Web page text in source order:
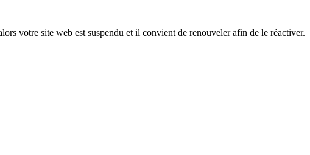
votre site web est suspendu et il convient de renouveler afin de le réactiver.